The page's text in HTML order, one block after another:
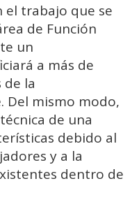
el trabajo que se
de Función
un
a más de
de la
Del mismo modo,
de una
debido al
y a la
dentro de